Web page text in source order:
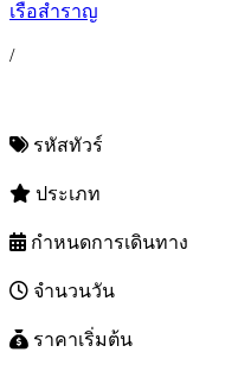
เรือสำราญ
/
รหัสทัวร์
ประเภท
กำหนดการเดินทาง
จำนวนวัน
ราคาเริ่มต้น